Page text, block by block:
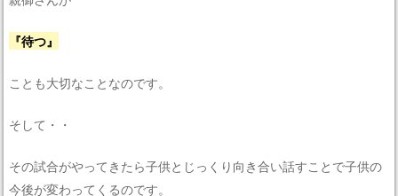
『待つ』
ことも大切なことなのです。
そして・・
その試合がやってきたら子供とじっくり向き合い話すことで子供の
今後が変わってくるのです。